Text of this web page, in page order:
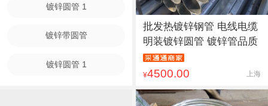
镀锌圆管 1
镀锌带圆管
镀锌圆管 1
批发热镀锌钢管 电线电缆
明装镀锌圆管 镀锌管品质
¥4500.00 上海